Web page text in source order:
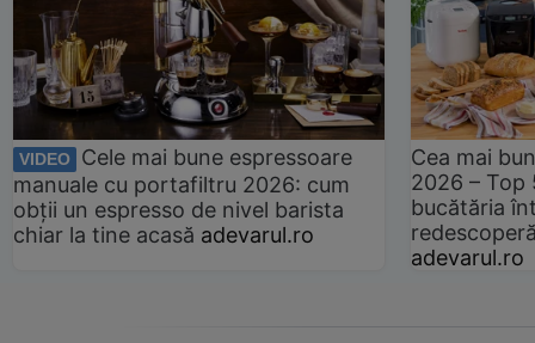
VIDEO
Cele mai bune espressoare
manuale cu portafiltru 2026: cum
obții un espresso de nivel barista
chiar la tine acasă adevarul.ro
Cea mai
2026 –
bucătăria
adevarul.ro